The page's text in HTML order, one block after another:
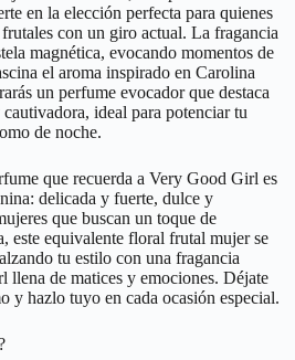
en la elección perfecta para quienes
con un giro actual. La fragancia
magnética, evocando momentos de
el aroma inspirado en Carolina
un perfume evocador que destaca
ideal para potenciar tu
de noche.
que recuerda a Very Good Girl es
delicada y fuerte, dulce y
que buscan un toque de
este equivalente floral frutal mujer se
tu estilo con una fragancia
llena de matices y emociones. Déjate
y hazlo tuyo en cada ocasión especial.